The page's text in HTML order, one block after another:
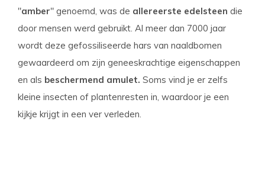
"amber" genoemd, was de allereerste edelsteen die
door mensen werd gebruikt. Al meer dan 7000 jaar
wordt deze gefossiliseerde hars van naaldbomen
gewaardeerd om zijn geneeskrachtige eigenschappen
en als beschermend amulet. Soms vind je er zelfs
kleine insecten of plantenresten in, waardoor je een
kijkje krijgt in een ver verleden.